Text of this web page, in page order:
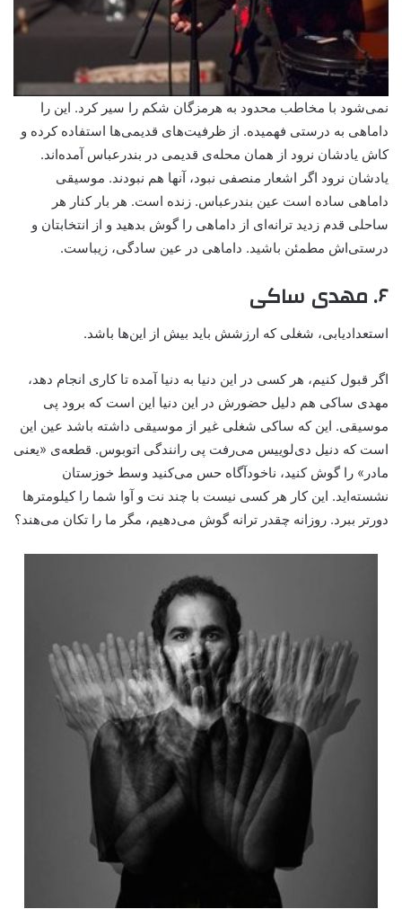
نمی‌شود با مخاطب محدود به هرمزگان شکم را سیر کرد. این را
داماهی به درستی فهمیده. از ظرفیت‌های قدیمی‌ها استفاده کرده و
کاش یادشان نرود از همان محله‌ی قدیمی در بندرعباس آمده‌اند.
یادشان نرود اگر اشعار‌ منصفی نبود، آنها هم نبودند. موسیقی
داماهی ساده‌ است عین بندرعباس. زنده‌ است. هر بار کنار هر
ساحلی قدم زدید ترانه‌ای از داماهی را گوش بدهید و از انتخابتان و
درستی‌اش مطمئن باشید. داماهی در عین سادگی، زیباست.
۶. مهدی ساکی
استعدادیابی، شغلی که ارزشش باید بیش از این‌ها باشد.
اگر قبول کنیم، هر کسی در این دنیا به دنیا آمده تا کاری انجام دهد،
مهدی ساکی هم دلیل حضورش در این دنیا این است که برود پی
موسیقی. این که ساکی شغلی غیر از موسیقی داشته باشد عین این
است که دنیل دی‌لوییس می‌رفت پی رانندگی اتوبوس. قطعه‌ی «یعنی
مادر» را گوش کنید، ناخودآگاه حس می‌کنید وسط خوزستان
نشسته‌اید. این کار هر کسی نیست با چند نت و آوا شما را کیلومترها
دورتر ببرد. روزانه چقدر ترانه گوش می‌دهیم، مگر ما را تکان می‌هند؟